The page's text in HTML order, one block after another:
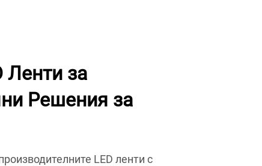
Ленти за
Решения за
LED ленти с